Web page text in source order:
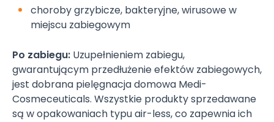
choroby grzybicze, bakteryjne, wirusowe w
miejscu zabiegowym
Po zabiegu: Uzupełnieniem zabiegu,
gwarantującym przedłużenie efektów zabiegowych,
jest dobrana pielęgnacja domowa Medi-
Cosmeceuticals. Wszystkie produkty sprzedawane
są w opakowaniach typu air-less, co zapewnia ich